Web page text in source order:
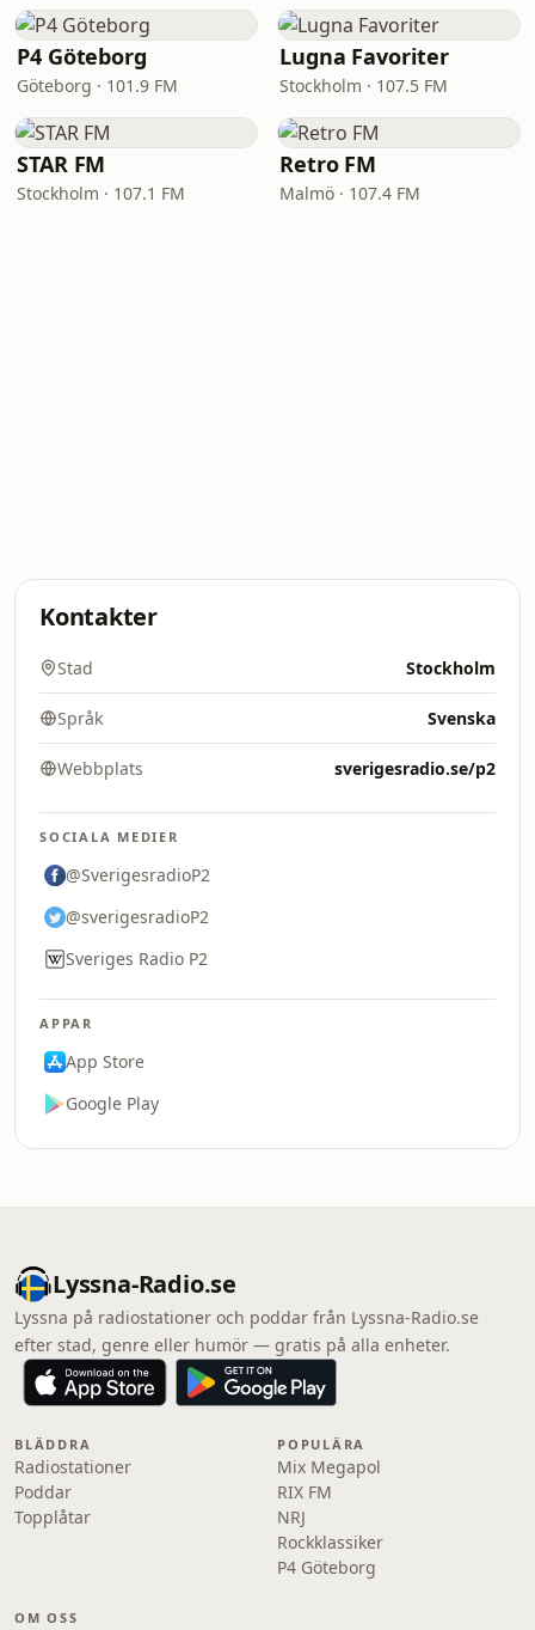
P4 Göteborg
Göteborg · 101.9 FM
Lugna Favoriter
Stockholm · 107.5 FM
STAR FM
Stockholm · 107.1 FM
Retro FM
Malmö · 107.4 FM
Kontakter
Stad Stockholm
Språk Svenska
Webbplats sverigesradio.se/p2
SOCIALA MEDIER
@SverigesradioP2
@sverigesradioP2
Sveriges Radio P2
APPAR
App Store
Google Play
Lyssna-Radio.se
Lyssna på radiostationer och poddar från Lyssna-Radio.se
efter stad, genre eller humör — gratis på alla enheter.
BLÄDDRA
Radiostationer
Poddar
Topplåtar
POPULÄRA
Mix Megapol
RIX FM
NRJ
Rockklassiker
P4 Göteborg
OM OSS